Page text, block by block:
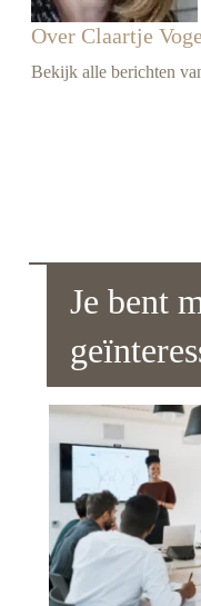
Over Claartje
Bekijk alle berichten
Je bent